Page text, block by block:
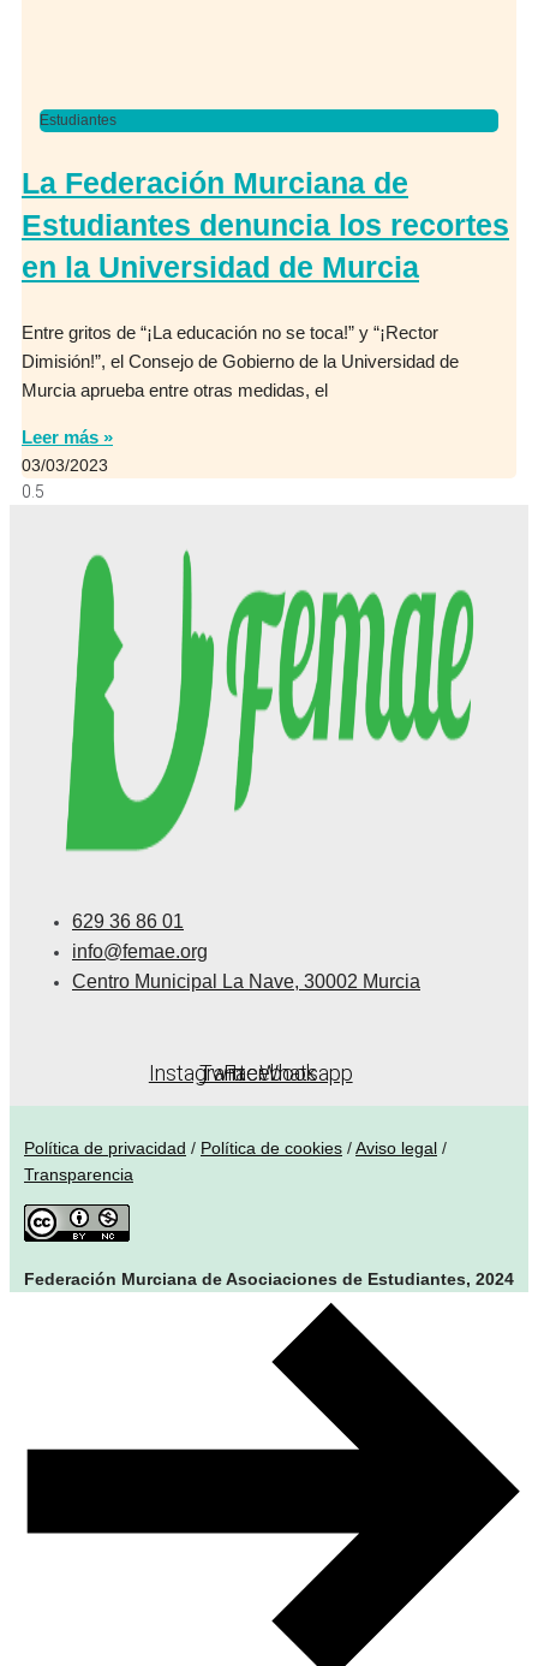
Estudiantes
La Federación Murciana de
Estudiantes denuncia los recortes
en la Universidad de Murcia
Entre gritos de “¡La educación no se toca!” y “¡Rector
Dimisión!”, el Consejo de Gobierno de la Universidad de
Murcia aprueba entre otras medidas, el
Leer más »
03/03/2023
629 36 86 01
info@femae.org
Centro Municipal La Nave, 30002 Murcia
Instagram
Twitter
Facebook
Whatsapp
Política de privacidad / Política de cookies /Aviso legal /
Transparencia
Federación Murciana de Asociaciones de Estudiantes, 2024